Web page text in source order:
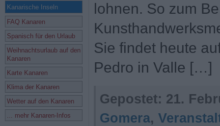
Kanarische Inseln
FAQ Kanaren
Spanisch für den Urlaub
Weihnachtsurlaub auf den
Kanaren
Karte Kanaren
Klima der Kanaren
Wetter auf den Kanaren
... mehr Kanaren-Infos
lohnen. So zum
Sie findet heute
Pedro in Valle […]
Gepostet: 21.
Gomera,